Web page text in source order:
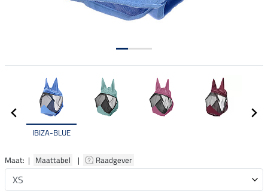
IBIZA-BLUE
Maat: | Maattabel | Raadgever